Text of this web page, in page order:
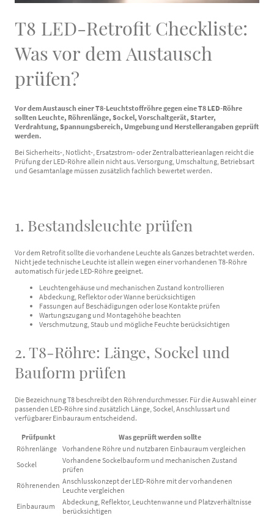
T8 LED-Retrofit Checkliste:
Was vor dem Austausch
prüfen?
Vor dem Austausch einer T8-Leuchtstoffröhre gegen eine T8 LED-Röhre
sollten Leuchte, Röhrenlänge, Sockel, Vorschaltgerät, Starter,
Verdrahtung, Spannungsbereich, Umgebung und Herstellerangaben geprüft
werden.
Bei Sicherheits-, Notlicht-, Ersatzstrom- oder Zentralbatterieanlagen reicht die
Prüfung der LED-Röhre allein nicht aus. Versorgung, Umschaltung, Betriebsart
und Gesamtanlage müssen zusätzlich fachlich bewertet werden.
1. Bestandsleuchte prüfen
Vor dem Retrofit sollte die vorhandene Leuchte als Ganzes betrachtet werden.
Nicht jede technische Leuchte ist allein wegen einer vorhandenen T8-Röhre
automatisch für jede LED-Röhre geeignet.
Leuchtengehäuse und mechanischen Zustand kontrollieren
Abdeckung, Reflektor oder Wanne berücksichtigen
Fassungen auf Beschädigungen oder lose Kontakte prüfen
Wartungszugang und Montagehöhe beachten
Verschmutzung, Staub und mögliche Feuchte berücksichtigen
2. T8-Röhre: Länge, Sockel und
Bauform prüfen
Die Bezeichnung T8 beschreibt den Röhrendurchmesser. Für die Auswahl einer
passenden LED-Röhre sind zusätzlich Länge, Sockel, Anschlussart und
verfügbarer Einbauraum entscheidend.
Prüfpunkt
Was geprüft werden sollte
Röhrenlänge Vorhandene Röhre und nutzbaren Einbauraum vergleichen
Sockel
Vorhandene Sockelbauform und mechanischen Zustand
prüfen
Röhrenenden Anschlusskonzept der LED-Röhre mit der vorhandenen
Leuchte vergleichen
Einbauraum
Abdeckung, Reflektor, Leuchtenwanne und Platzverhältnisse
berücksichtigen